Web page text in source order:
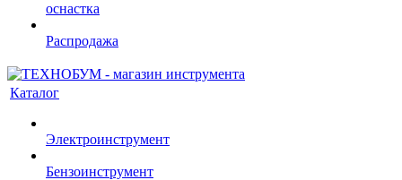
оснастка
Распродажа
Каталог
Электроинструмент
Бензоинструмент